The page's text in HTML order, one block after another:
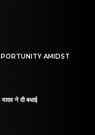
AMIDST
यादव ने दी बधाई